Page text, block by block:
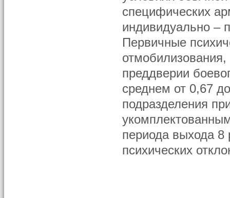
специфических
индивидуально –
Первичные
преддверии
среднем от 0,67
подразделения
периода выхода
психических